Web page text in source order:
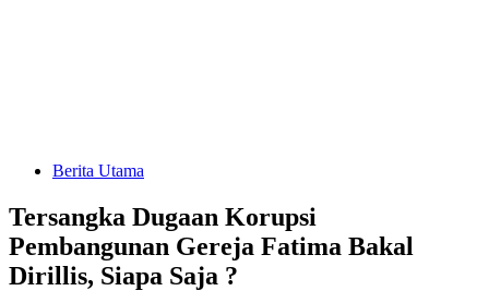
Berita Utama
Tersangka Dugaan Korupsi
Pembangunan Gereja Fatima Bakal
Dirillis, Siapa Saja ?